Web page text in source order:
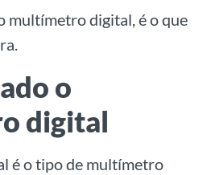
multímetro digital, é o que
o
digital
é o tipo de multímetro